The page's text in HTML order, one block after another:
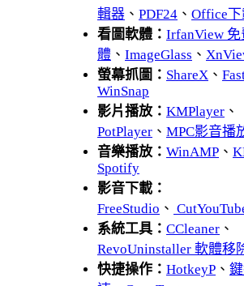
輯器 、 PDF24 、 Office
看圖軟體： IrfanView
體 、 ImageGlass 、
螢幕抓圖： ShareX 、
WinSnap
影片播放： KMPlayer 、
PotPlayer 、 MPC影音播
音樂播放： WinAMP 、
Spotify
影音下載：
FreeStudio 、
系統工具： CCleaner 、
RevoUninstaller 軟體移
快捷操作： HotkeyP 、